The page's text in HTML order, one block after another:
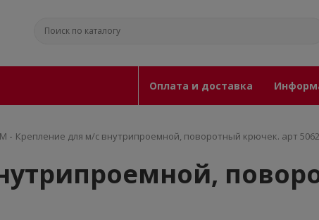
Оплата и доставка
- Крепление для м/с внутрипроемной, поворотный крючек. арт